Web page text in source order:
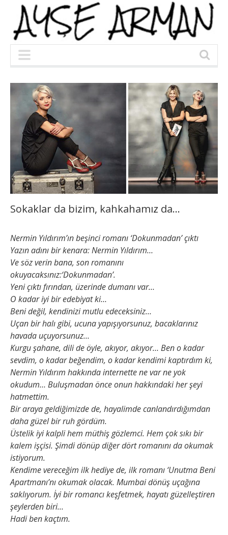
Sokaklar da bizim, kahkahamız da…
Nermin Yıldırım’ın beşinci romanı ‘Dokunmadan’ çıktı
Yazın adını bir kenara: Nermin Yıldırım…
Ve söz verin bana, son romanını
okuyacaksınız:‘Dokunmadan’.
Yeni çıktı fırından, üzerinde dumanı var…
O kadar iyi bir edebiyat ki…
Beni değil, kendinizi mutlu edeceksiniz…
Uçan bir halı gibi, ucuna yapışıyorsunuz, bacaklarınız
havada uçuyorsunuz…
Kurgu şahane, dili de öyle, akıyor, akıyor… Ben o kadar
sevdim, o kadar beğendim, o kadar kendimi kaptırdım ki,
Nermin Yıldırım hakkında internette ne var ne yok
okudum… Buluşmadan önce onun hakkındaki her şeyi
hatmettim.
Bir araya geldiğimizde de, hayalimde canlandırdığımdan
daha güzel bir ruh gördüm.
Üstelik iyi kalpli hem müthiş gözlemci. Hem çok sıkı bir
kalem işçisi. Şimdi dönüp diğer dört romanını da okumak
istiyorum.
Kendime vereceğim ilk hediye de, ilk romanı ‘Unutma Beni
Apartmanı’nı okumak olacak. Mumbai dönüş uçağına
saklıyorum. İyi bir romancı keşfetmek, hayatı güzelleştiren
şeylerden biri…
Hadi ben kaçtım.